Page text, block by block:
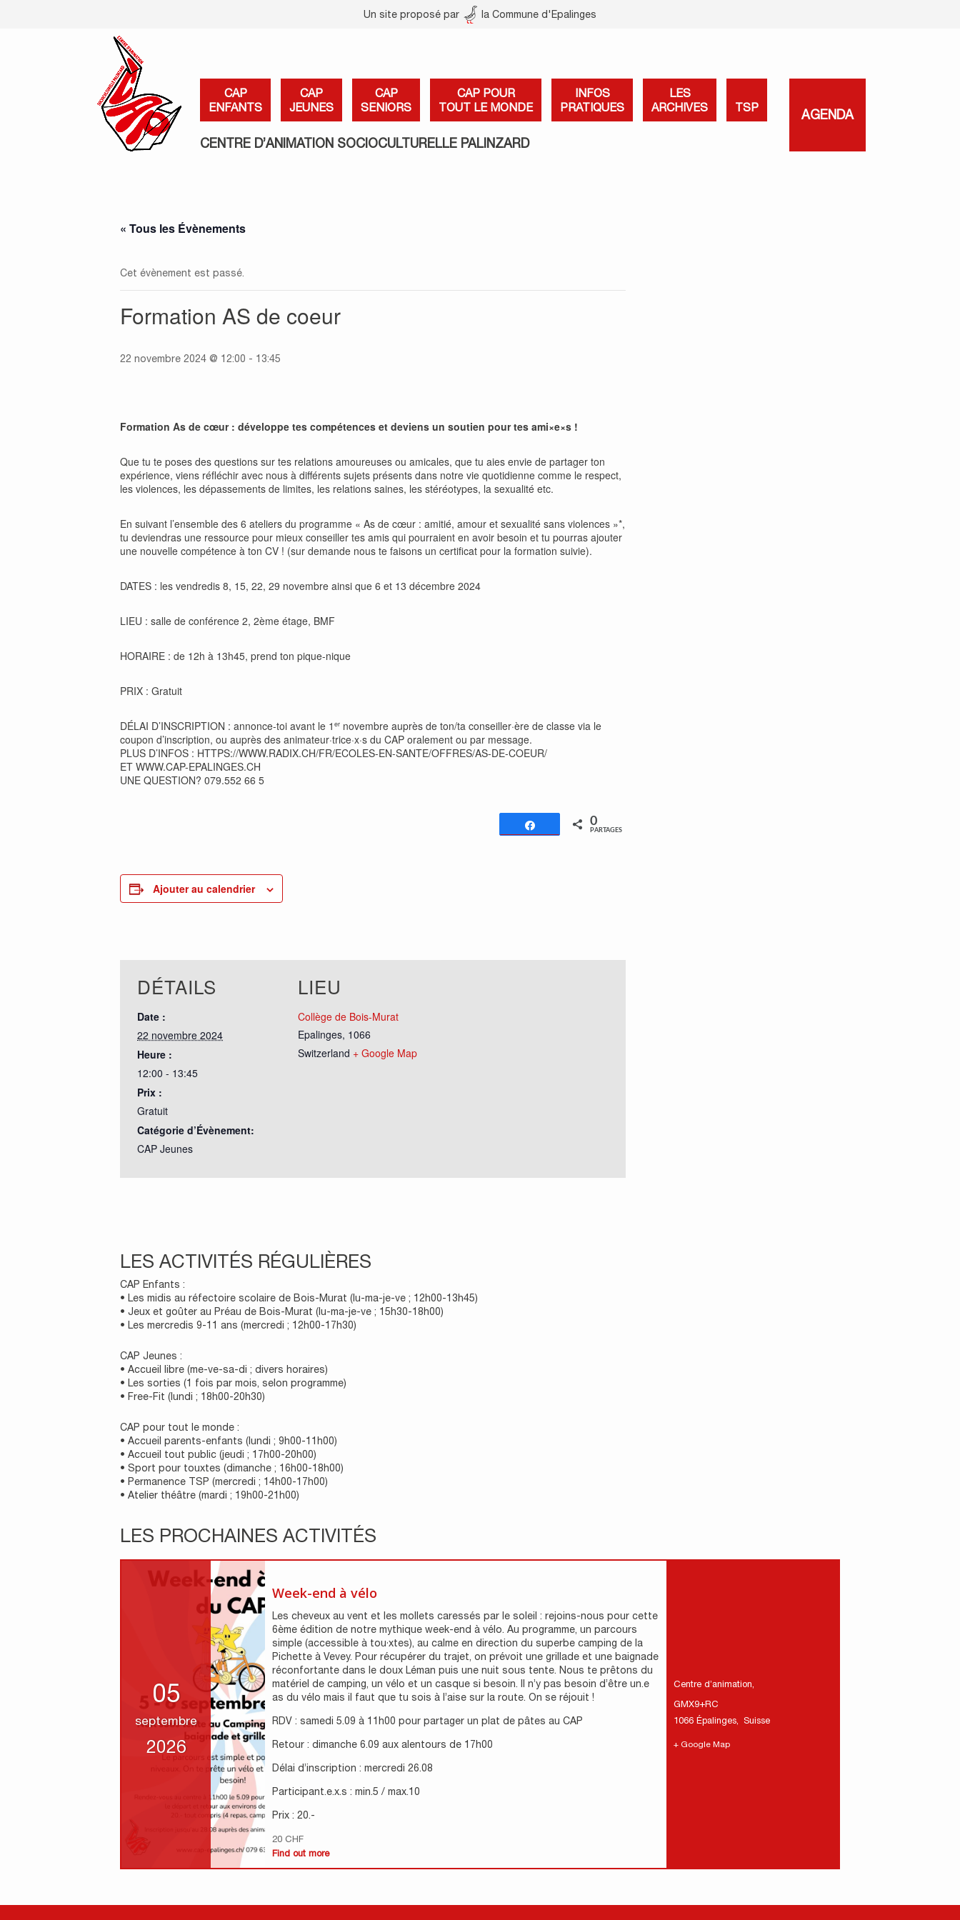
Un site proposé par la Commune d'Epalinges
CAP
ENFANTS
CAP
JEUNES
CAP
SENIORS
CAP POUR
TOUT LE MONDE
INFOS
PRATIQUES
LES
ARCHIVES
TSP
AGENDA
CENTRE D’ANIMATION SOCIOCULTURELLE PALINZARD
« Tous les Évènements
Cet évènement est passé.
Formation AS de coeur
22 novembre 2024 @ 12:00 - 13:45
Formation As de cœur : développe tes compétences et deviens un soutien pour tes ami×e×s !
Que tu te poses des questions sur tes relations amoureuses ou amicales, que tu aies envie de partager ton
expérience, viens réfléchir avec nous à différents sujets présents dans notre vie quotidienne comme le respect,
les violences, les dépassements de limites, les relations saines, les stéréotypes, la sexualité etc.
En suivant l’ensemble des 6 ateliers du programme « As de cœur : amitié, amour et sexualité sans violences »*,
tu deviendras une ressource pour mieux conseiller tes amis qui pourraient en avoir besoin et tu pourras ajouter
une nouvelle compétence à ton CV ! (sur demande nous te faisons un certificat pour la formation suivie).
DATES : les vendredis 8, 15, 22, 29 novembre ainsi que 6 et 13 décembre 2024
LIEU : salle de conférence 2, 2ème étage, BMF
HORAIRE : de 12h à 13h45, prend ton pique-nique
PRIX : Gratuit
DÉLAI D’INSCRIPTION : annonce-toi avant le 1 er novembre auprès de ton/ta conseiller·ère de classe via le
coupon d’inscription, ou auprès des animateur·trice·x·s du CAP oralement ou par message.
PLUS D’INFOS : HTTPS://WWW.RADIX.CH/FR/ECOLES-EN-SANTE/OFFRES/AS-DE-COEUR/
ET WWW.CAP-EPALINGES.CH
UNE QUESTION? 079.552 66 5
Partagez 0
PARTAGES
Ajouter au calendrier
DÉTAILS
Date :
22 novembre 2024
Heure :
12:00 - 13:45
Prix :
Gratuit
Catégorie d’Évènement:
CAP Jeunes
LIEU
Collège de Bois-Murat
Epalinges, 1066
Switzerland + Google Map
LES ACTIVITÉS RÉGULIÈRES
CAP Enfants :
• Les midis au réfectoire scolaire de Bois-Murat (lu-ma-je-ve ; 12h00-13h45)
• Jeux et goûter au Préau de Bois-Murat (lu-ma-je-ve ; 15h30-18h00)
• Les mercredis 9-11 ans (mercredi ; 12h00-17h30)
CAP Jeunes :
• Accueil libre (me-ve-sa-di ; divers horaires)
• Les sorties (1 fois par mois, selon programme)
• Free-Fit (lundi ; 18h00-20h30)
CAP pour tout le monde :
• Accueil parents-enfants (lundi ; 9h00-11h00)
• Accueil tout public (jeudi ; 17h00-20h00)
• Sport pour touxtes (dimanche ; 16h00-18h00)
• Permanence TSP (mercredi ; 14h00-17h00)
• Atelier théâtre (mardi ; 19h00-21h00)
LES PROCHAINES ACTIVITÉS
05
septembre
2026
Week-end à vélo
Les cheveux au vent et les mollets caressés par le soleil : rejoins-nous pour cette
6ème édition de notre mythique week-end à vélo. Au programme, un parcours
simple (accessible à tou·xtes), au calme en direction du superbe camping de la
Pichette à Vevey. Pour récupérer du trajet, on prévoit une grillade et une baignade
réconfortante dans le doux Léman puis une nuit sous tente. Nous te prêtons du
matériel de camping, un vélo et un casque si besoin. Il n’y pas besoin d’être un.e
as du vélo mais il faut que tu sois à l’aise sur la route. On se réjouit !
RDV : samedi 5.09 à 11h00 pour partager un plat de pâtes au CAP
Retour : dimanche 6.09 aux alentours de 17h00
Délai d’inscription : mercredi 26.08
Participant.e.x.s : min.5 / max.10
Prix : 20.-
20 CHF
Find out more
Centre d’animation,
GMX9+RC
1066 Épalinges, Suisse
+ Google Map